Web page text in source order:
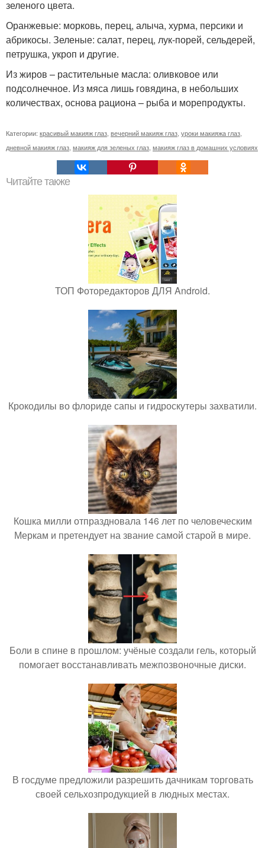
зеленого цвета.
Оранжевые: морковь, перец, алыча, хурма, персики и
абрикосы. Зеленые: салат, перец, лук-порей, сельдерей,
петрушка, укроп и другие.
Из жиров – растительные масла: оливковое или
подсолнечное. Из мяса лишь говядина, в небольших
количествах, основа рациона – рыба и морепродукты.
Категории: красивый макияж глаз вечерний макияж глаз уроки макияжа глаз
дневной макияж глаз макияж для зеленых глаз макияж глаз в домашних условиях
Читайте также
ТОП Фоторедакторов ДЛЯ Android.
Крокодилы во флориде сапы и гидроскутеры захватили.
Кошка милли отпраздновала 146 лет по человеческим
Меркам и претендует на звание самой старой в мире.
Боли в спине в прошлом: учёные создали гель, который
помогает восстанавливать межпозвоночные диски.
В госдуме предложили разрешить дачникам торговать
своей сельхозпродукцией в людных местах.